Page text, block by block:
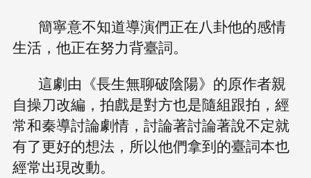
簡寧意不知道導演們正在八卦他的感情
生活，他正在努力背臺詞。
這劇由《長生無聊破陰陽》的原作者親
自操刀改編，拍戲是對方也是隨組跟拍，經
常和秦導討論劇情，討論著討論著說不定就
有了更好的想法，所以他們拿到的臺詞本也
經常出現改動。